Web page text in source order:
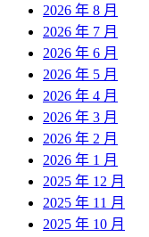
2026 年 8 月
2026 年 7 月
2026 年 6 月
2026 年 5 月
2026 年 4 月
2026 年 3 月
2026 年 2 月
2026 年 1 月
2025 年 12 月
2025 年 11 月
2025 年 10 月